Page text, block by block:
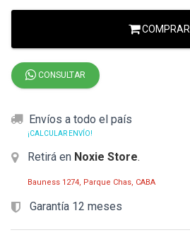
COMPRAR
CONSULTAR
Envíos a todo el país
¡CALCULAR ENVÍO!
Retirá en Noxie Store.
Bauness 1274, Parque Chas, CABA
Garantía 12 meses